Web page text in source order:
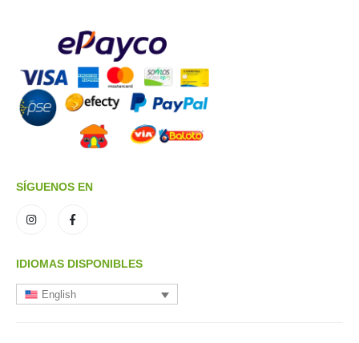
SÍGUENOS EN
IDIOMAS DISPONIBLES
English